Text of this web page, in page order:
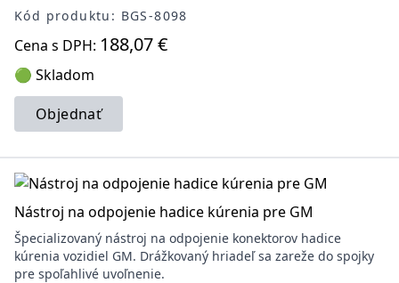
Kód produktu: BGS-8098
Cena s DPH: 188,07 €
🟢 Skladom
Objednať
Nástroj na odpojenie hadice kúrenia pre GM
Špecializovaný nástroj na odpojenie konektorov hadice
kúrenia vozidiel GM. Drážkovaný hriadeľ sa zareže do spojky
pre spoľahlivé uvoľnenie.